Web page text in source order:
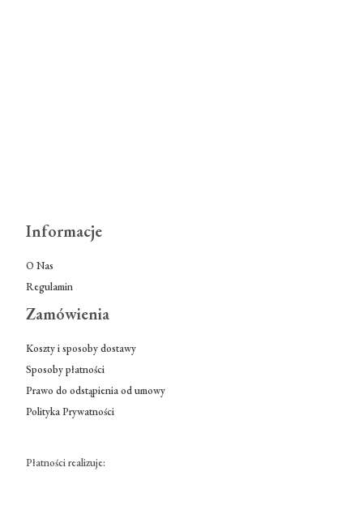
Informacje
O Nas
Regulamin
Zamówienia
Koszty i sposoby dostawy
Sposoby płatności
Prawo do odstąpienia od umowy
Polityka Prywatności
Płatności realizuje: